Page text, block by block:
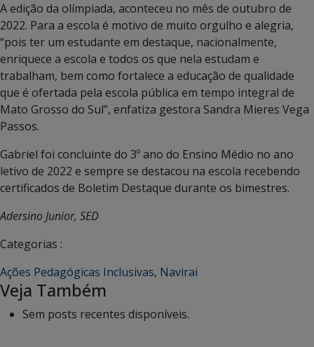
A edição da olímpiada, aconteceu no mês de outubro de
2022. Para a escola é motivo de muito orgulho e alegria,
“pois ter um estudante em destaque, nacionalmente,
enriquece a escola e todos os que nela estudam e
trabalham, bem como fortalece a educação de qualidade
que é ofertada pela escola pública em tempo integral de
Mato Grosso do Sul”, enfatiza gestora Sandra Mieres Vega
Passos.
Gabriel foi concluinte do 3º ano do Ensino Médio no ano
letivo de 2022 e sempre se destacou na escola recebendo
certificados de Boletim Destaque durante os bimestres.
Adersino Junior, SED
Categorias :
Ações Pedagógicas Inclusivas, Navirai
Veja Também
Sem posts recentes disponíveis.